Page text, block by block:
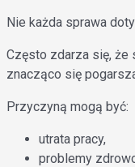
Nie każda sprawa
Często zdarza się, że
znacząco się
Przyczyną mogą być:
utrata pracy,
problemy